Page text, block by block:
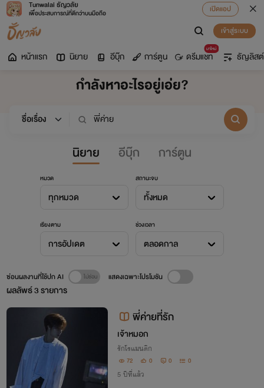
Tunwalai ธัญวลัย
เพื่อประสบการณ์ที่ดีกว่าบนมือถือ
เปิดแอป
เข้าสู่ระบบ
หน้าแรก นิยาย อีบุ๊ก การ์ตูน
มาใหม่
ดรีมแชท ธัญลิสต์
กำลังหาอะไรอยู่เอ่ย?
นิยาย อีบุ๊ก การ์ตูน
หมวด
ทุกหมวด
สถานะจบ
ทั้งหมด
เรียงตาม
การอัปเดต
ช่วงเวลา
ตลอดกาล
ผลลัพธ์3รายการ
ซ่อนผลงานที่ใช้ปก AI แสดงเฉพาะโปรโมชัน
พี่ค่ายที่รัก
เจ้าหมอก
รักโรแมนติก
72 0 0 0
5 ปีที่แล้ว